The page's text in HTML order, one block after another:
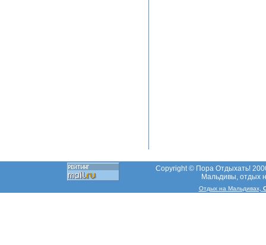
Copyright © Пора Отдыхать!
Мальдивы, отдых
Отдых на Мальдивах,